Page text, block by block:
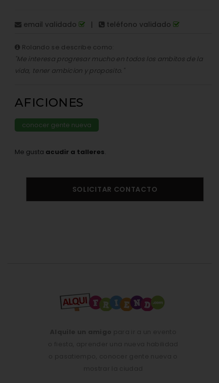
email validado | teléfono validado
Rolando se describe como:
"Me interesa progresar mucho en todos los ambitos de la
vida, tener ambicion y proposito."
AFICIONES
conocer gente nueva
Me gusta acudir a talleres.
SOLICITAR CONTACTO